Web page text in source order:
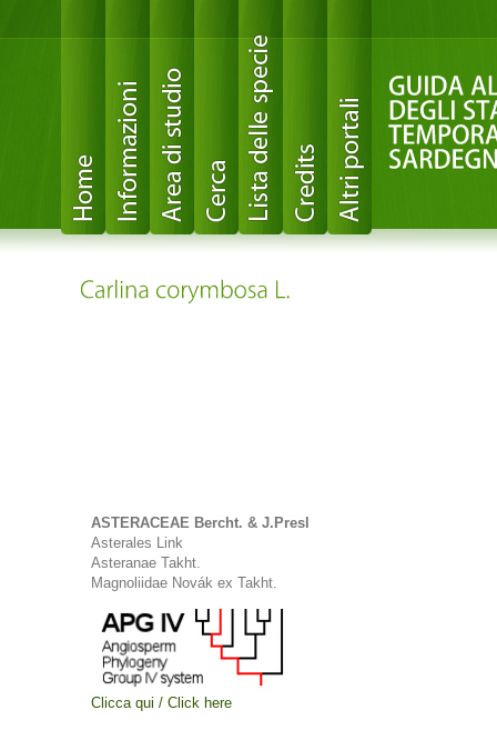
ASTERACEAE Bercht. & J.Presl
Asterales Link
Asteranae Takht.
Magnoliidae Novák ex Takht.
Clicca qui / Click here